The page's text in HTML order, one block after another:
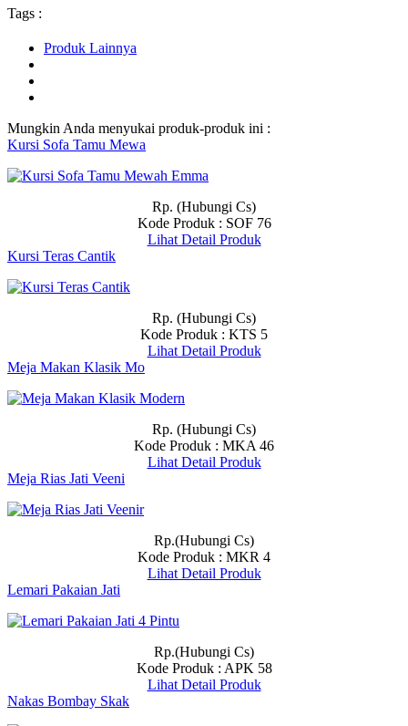
Tags :
Produk Lainnya
Mungkin Anda menyukai produk-produk ini :
Kursi Sofa Tamu Mewa
Rp. (Hubungi Cs)
Kode Produk : SOF 76
Lihat Detail Produk
Kursi Teras Cantik
Rp. (Hubungi Cs)
Kode Produk : KTS 5
Lihat Detail Produk
Meja Makan Klasik Mo
Rp. (Hubungi Cs)
Kode Produk : MKA 46
Lihat Detail Produk
Meja Rias Jati Veeni
Rp.(Hubungi Cs)
Kode Produk : MKR 4
Lihat Detail Produk
Lemari Pakaian Jati
Rp.(Hubungi Cs)
Kode Produk : APK 58
Lihat Detail Produk
Nakas Bombay Skak